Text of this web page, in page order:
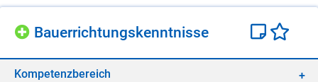
Bau­er­rich­tungs­kennt­nis­se
Kom­pe­tenz­be­reich